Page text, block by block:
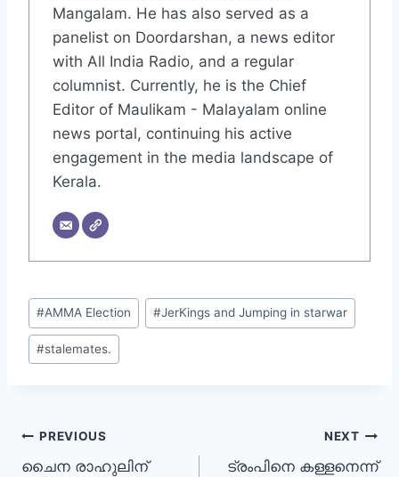
Mangalam. He has also served as a
panelist on Doordarshan, a news editor
with All India Radio, and a regular
columnist. Currently, he is the Chief
Editor of Maulikam - Malayalam online
news portal, continuing his active
engagement in the media landscape of
Kerala.
#AMMA Election #JerKings and Jumping in starwar
#stalemates.
PREVIOUS
ചൈന രാഹുലിന്
NEXT
ട്രംപിനെ കള്ളനെന്ന്